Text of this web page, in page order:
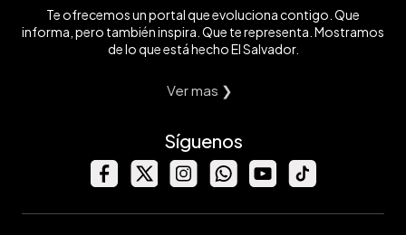
Te ofrecemos un portal que evoluciona contigo. Que
informa, pero también inspira. Que te representa. Mostramos
de lo que está hecho El Salvador.
Ver mas ❯
Síguenos